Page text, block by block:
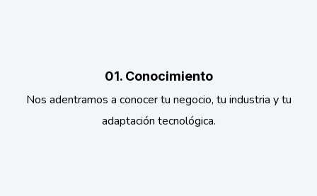
01. Conocimiento
Nos adentramos a conocer tu negocio, tu industria y tu
adaptación tecnológica.